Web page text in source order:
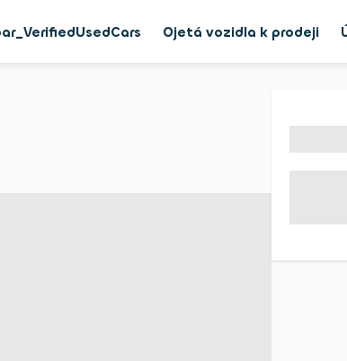
Ojetá vozidla k prodeji